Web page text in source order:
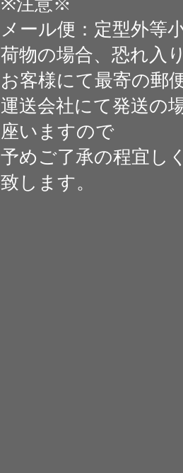
メール便：定型外等
荷物の場合、恐れ入
お客様にて最寄の郵
運送会社にて発送の
座いますので
予めご了承の程宜し
致します。